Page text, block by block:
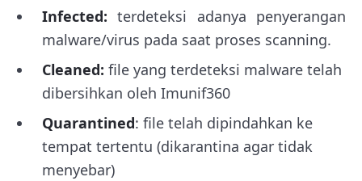
Infected: terdeteksi adanya penyerangan
malware/virus pada saat proses scanning.
Cleaned: file yang terdeteksi malware telah
dibersihkan oleh Imunif360
Quarantined: file telah dipindahkan ke
tempat tertentu (dikarantina agar tidak
menyebar)